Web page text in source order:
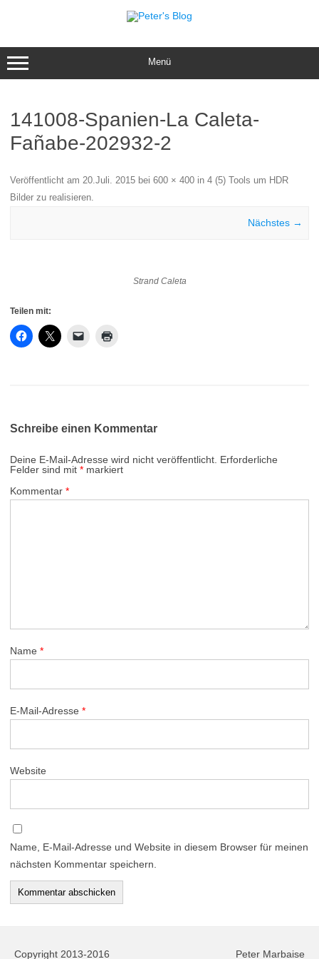
Menü
141008-Spanien-La Caleta-
Fañabe-202932-2
Veröffentlicht am 20.Juli. 2015 bei 600 × 400 in 4 (5) Tools um HDR
Bilder zu realisieren.
Nächstes →
Strand Caleta
Teilen mit:
Schreibe einen Kommentar
Deine E-Mail-Adresse wird nicht veröffentlicht. Erforderliche
Felder sind mit * markiert
Kommentar *
Name *
E-Mail-Adresse *
Website
Name, E-Mail-Adresse und Website in diesem Browser für meinen
nächsten Kommentar speichern.
Copyright 2013-2016 Peter Marbaise